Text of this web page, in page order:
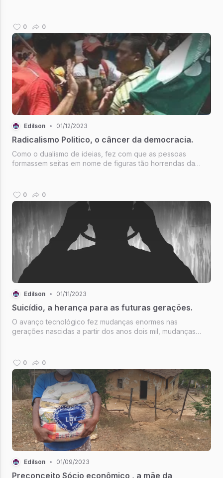
desastre.
0 0
Edilson • 01/12/2023
Radicalismo Politico, o câncer da democracia.
Como o dualismo de ideias, fez com que as pessoas
formassem seitas em nome de figuras tão horrendas da
0 0
Edilson • 01/11/2023
Suicídio, a herança para as futuras gerações.
O avanço tecnológico fez mudanças enormes nas
gerações nascidas a partir dos anos dois mil, mudanças
0 0
Edilson • 01/09/2023
Preconceito Sócio econômico , a mãe da